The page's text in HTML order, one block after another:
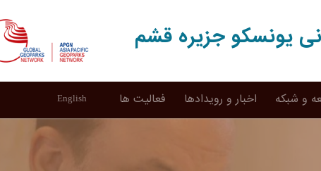
یونسکو جزیره قشم
و شبکه اخبار و رویدادها فعالیت ها English